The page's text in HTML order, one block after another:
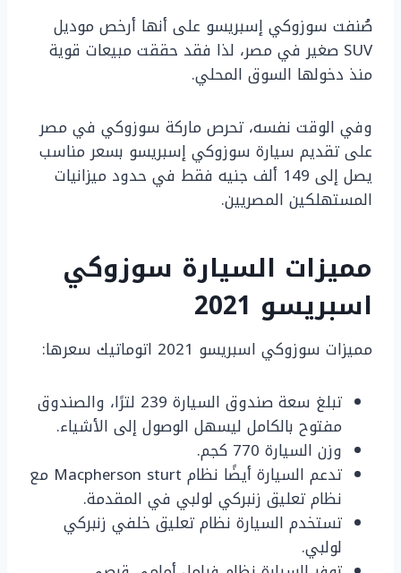
صُنفت سوزوكي إسبريسو على أنها أرخص موديل
SUV صغير في مصر، لذا فقد حققت مبيعات قوية
منذ دخولها السوق المحلي.
وفي الوقت نفسه، تحرص ماركة سوزوكي في مصر
على تقديم سيارة سوزوكي إسبريسو بسعر مناسب
يصل إلى 149 ألف جنيه فقط في حدود ميزانيات
المستهلكين المصريين.
مميزات السيارة سوزوكي
اسبريسو 2021
مميزات سوزوكي اسبريسو 2021 اتوماتيك سعرها:
تبلغ سعة صندوق السيارة 239 لترًا، والصندوق
مفتوح بالكامل ليسهل الوصول إلى الأشياء.
وزن السيارة 770 كجم.
تدعم السيارة أيضًا نظام Macpherson sturt مع
نظام تعليق زنبركي لولبي في المقدمة.
تستخدم السيارة نظام تعليق خلفي زنبركي
لولبي.